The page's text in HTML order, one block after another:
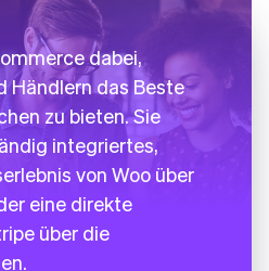
dabei,
Händlern das Beste
zu bieten. Sie
integriertes,
von Woo über
eine direkte
über die